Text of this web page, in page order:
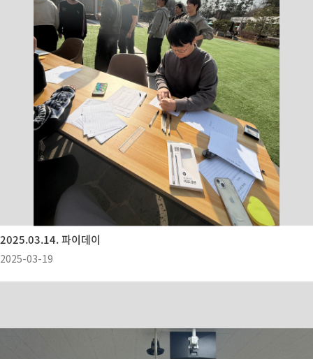
2025.03.14. 파이데이
2025-03-19